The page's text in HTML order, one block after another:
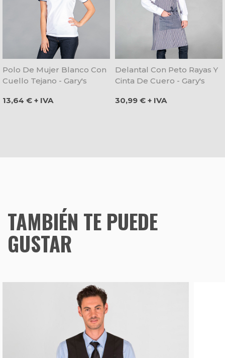
Polo De Mujer Blanco Con
Cuello Tejano - Gary's
Precio
13,64 € + IVA
Delantal Con Peto Rayas Y
Cinta De Cuero - Gary's
Precio
30,99 € + IVA
TAMBIÉN TE PUEDE
GUSTAR